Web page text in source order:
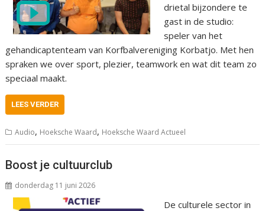
drietal bijzondere te
gast in de studio:
speler van het
gehandicaptenteam van Korfbalvereniging Korbatjo. Met hen
spraken we over sport, plezier, teamwork en wat dit team zo
speciaal maakt.
LEES VERDER
Audio, Hoeksche Waard, Hoeksche Waard Actueel
Boost je cultuurclub
donderdag 11 juni 2026
De culturele sector in